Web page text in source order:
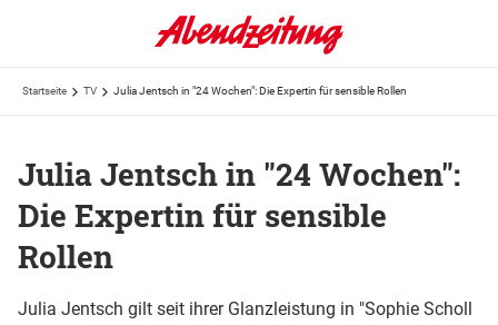
Startseite TV Julia Jentsch in "24 Wochen": Die Expertin für sensible Rollen
Julia Jentsch in "24 Wochen":
Die Expertin für sensible
Rollen
Julia Jentsch gilt seit ihrer Glanzleistung in "Sophie Scholl